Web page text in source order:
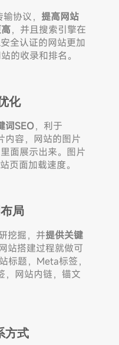
协议， 提高网站
，并且搜索引擎在
全认证的网站更加
的收录和排名。
化
词SEO，利于
内容，网站的图片
面展示出来。图片
页面加载速度。
局
挖掘，并提供关键
站搭建过程就做可
标题，Meta标签，
，网站内链，锚文
方式